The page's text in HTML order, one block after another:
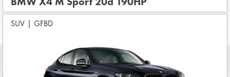
(THW)
Koji su osnovni uslovi za najam vozila?
DEPOZIT NA KREDITNOJ KARTICI u iznosu od
1.800,00 EUR+ iznosa najma
SUV | GFBD